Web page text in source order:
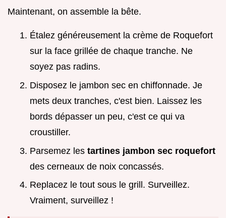
Maintenant, on assemble la bête.
Étalez généreusement la crème de Roquefort
sur la face grillée de chaque tranche. Ne
soyez pas radins.
Disposez le jambon sec en chiffonnade. Je
mets deux tranches, c'est bien. Laissez les
bords dépasser un peu, c'est ce qui va
croustiller.
Parsemez les tartines jambon sec roquefort
des cerneaux de noix concassés.
Replacez le tout sous le grill. Surveillez.
Vraiment, surveillez !